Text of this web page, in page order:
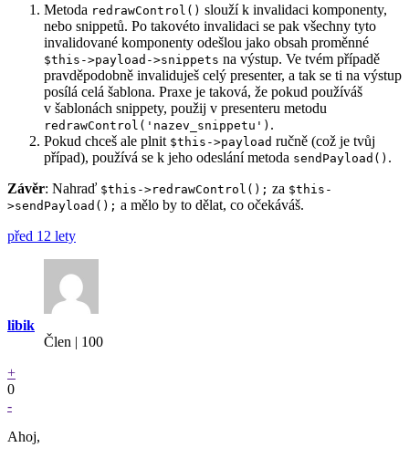
Metoda redrawControl() slouží k invalidaci komponenty,
nebo snippetů. Po takovéto invalidaci se pak všechny tyto
invalidované komponenty odešlou jako obsah proměnné
$this->payload->snippets na výstup. Ve tvém případě
pravděpodobně invaliduješ celý presenter, a tak se ti na výstup
posílá celá šablona. Praxe je taková, že pokud používáš
v šablonách snippety, použij v presenteru metodu
redrawControl('nazev_snippetu') .
Pokud chceš ale plnit $this->payload ručně (což je tvůj
případ), používá se k jeho odeslání metoda sendPayload() .
Závěr: Nahraď $this->redrawControl(); za $this-
>sendPayload(); a mělo by to dělat, co očekáváš.
před 12 lety
libik
Člen | 100
+
0
-
Ahoj,